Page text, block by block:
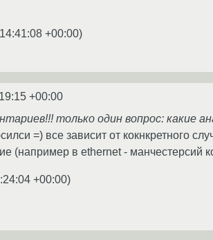
+00:00)
+00:00
только один вопрос: какие
=) все зависит от кокнкретного
(например в ethernet - манчестерсий
+00:00)